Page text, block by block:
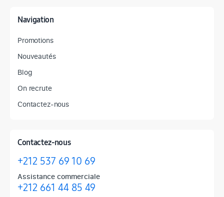
Navigation
Promotions
Nouveautés
Blog
On recrute
Contactez-nous
Contactez-nous
+212 537 69 10 69
Assistance commerciale
+212 661 44 85 49